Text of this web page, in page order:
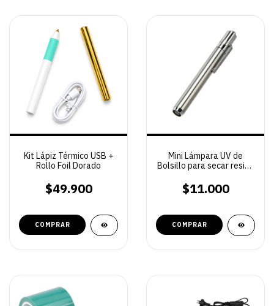
Kit Lápiz Térmico USB +
Rollo Foil Dorado
$49.900
Mini Lámpara UV de
Bolsillo para secar resina
$11.000